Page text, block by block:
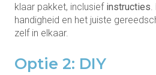
klaar pakket, inclusief instructies
handigheid en het juiste
zelf in elkaar.
Optie 2: DIY